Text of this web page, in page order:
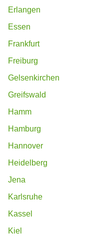
Erlangen
Essen
Frankfurt
Freiburg
Gelsenkirchen
Greifswald
Hamm
Hamburg
Hannover
Heidelberg
Jena
Karlsruhe
Kassel
Kiel